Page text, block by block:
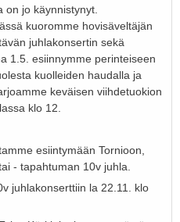
on jo käynnistynyt.
kuoromme hovisäveltäjän
juhlakonsertin sekä
1.5. esiinnymme perinteiseen
kuolleiden haudalla ja
keväisen viihdetuokion
klo 12.
esiintymään Tornioon,
- tapahtuman 10v juhla.
juhlakonserttiin la 22.11. klo